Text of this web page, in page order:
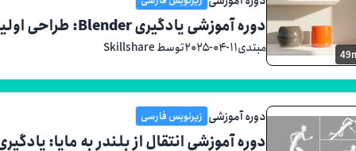
دوره آموزشی یادگیری Blender: طراحی اولین مدل سه‌بعدی خودت
مبتدی۲۰۲۵-۰۴-۱۱توسط Skillshare
دوره آموزشی زیرنویس فارسی
دوره آموزشی انتقال از بلندر به مایا: